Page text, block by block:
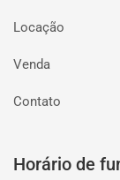
Locação
Venda
Contato
Horário de